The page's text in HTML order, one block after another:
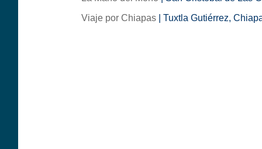
Viaje por Chiapas | Tuxtla Gutiérrez,